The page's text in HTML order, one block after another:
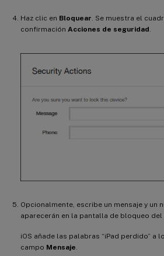
Haz clic en Bloquear. Se muestra el
confirmación Acciones de seguridad.
Opcionalmente, escribe un mensaje y un
aparecerán en la pantalla de bloqueo
iOS añade las palabras “iPad perdido” a
campo Mensaje.